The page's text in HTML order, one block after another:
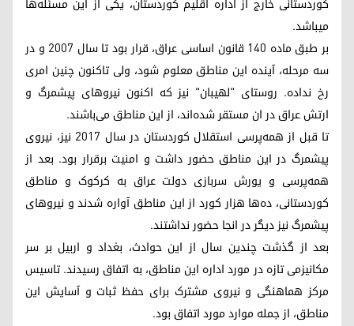
میباشد.
بر طبق مادە ١٤٠ قانون اساسی عراق، قرار بود تا سال ٢٠٠٧ و در
سە مرحلە، آیندە این مناطق معلوم شود، ولی تاکنون چنین امری
رخ ندادە. روستای "لهیبان" نیز کە اکنون نیروهای پیشمرگ و
ارتش عراق در ان مستقر شدەاند، از این مناطق می‌باشند.
تا قبل از همە‌پرسی استقلال کوردستان در سال ٢٠١٧ نیز، نیروی
پیشمرگ در این مناطق حضور داشت و امنیت برقرار بود. بعد از
همە‌پرسی و یورش سربازی دولت عراق بە کرکوک و مناطق
کوردستانی، دەها هزار کورد از این مناطق آوارە شدند و نیروهای
پیشمرگ نیز دیگر در انجا حضور نداشتند.
بعد از گذشت چندین سال از این حوادث، بغداد و اربیل بر سر
مکانیزمی تازە در مورد ادارە این مناطق، بە اتفاق رسیدند. تاسیس
مرکز هماهنگی و نیروی مشترک برای حفظ ثبات و آسایش این
مناطق، از جملە موارد مورد اتفاق بود.